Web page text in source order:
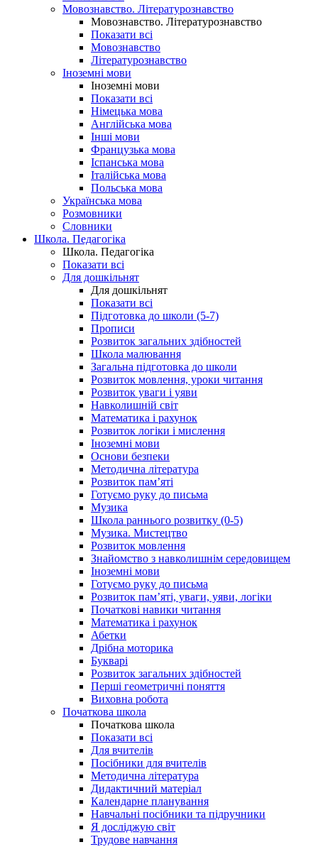
Мовознавство. Літературознавство
Мовознавство. Літературознавство
Показати всі
Мовознавство
Літературознавство
Іноземні мови
Іноземні мови
Показати всі
Німецька мова
Англійська мова
Інші мови
Французька мова
Іспанська мова
Італійська мова
Польська мова
Українська мова
Розмовники
Словники
Школа. Педагогіка
Школа. Педагогіка
Показати всі
Для дошкільнят
Для дошкільнят
Показати всі
Підготовка до школи (5-7)
Прописи
Розвиток загальних здібностей
Школа малювання
Загальна підготовка до школи
Розвиток мовлення, уроки читання
Розвиток уваги і уяви
Навколишній світ
Математика і рахунок
Розвиток логіки і мислення
Іноземні мови
Основи безпеки
Методична література
Розвиток пам’яті
Готуємо руку до письма
Музика
Школа раннього розвитку (0-5)
Музика. Мистецтво
Розвиток мовлення
Знайомство з навколишнім середовищем
Іноземні мови
Готуємо руку до письма
Розвиток пам’яті, уваги, уяви, логіки
Початкові навики читання
Математика і рахунок
Абетки
Дрібна моторика
Букварі
Розвиток загальних здібностей
Перші геометричні поняття
Виховна робота
Початкова школа
Початкова школа
Показати всі
Для вчителів
Посібники для вчителів
Методична література
Дидактичний матеріал
Календарне планування
Навчальні посібники та підручники
Я досліджую світ
Трудове навчання